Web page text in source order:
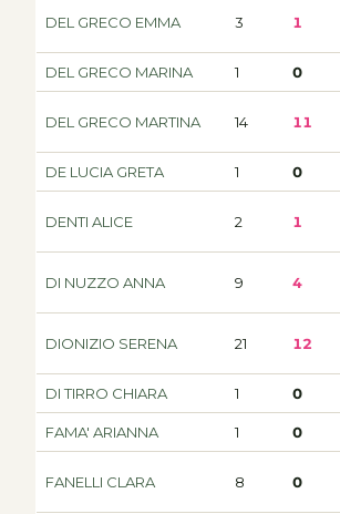
DEL GRECO EMMA 3 1
DEL GRECO MARINA 1 0
DEL GRECO MARTINA 14 11
DE LUCIA GRETA 1 0
DENTI ALICE 2 1
DI NUZZO ANNA 9 4
DIONIZIO SERENA 21 12
DI TIRRO CHIARA 1 0
FAMA' ARIANNA 1 0
FANELLI CLARA 8 0